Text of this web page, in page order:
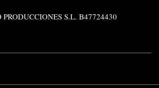
S.L. B47724430